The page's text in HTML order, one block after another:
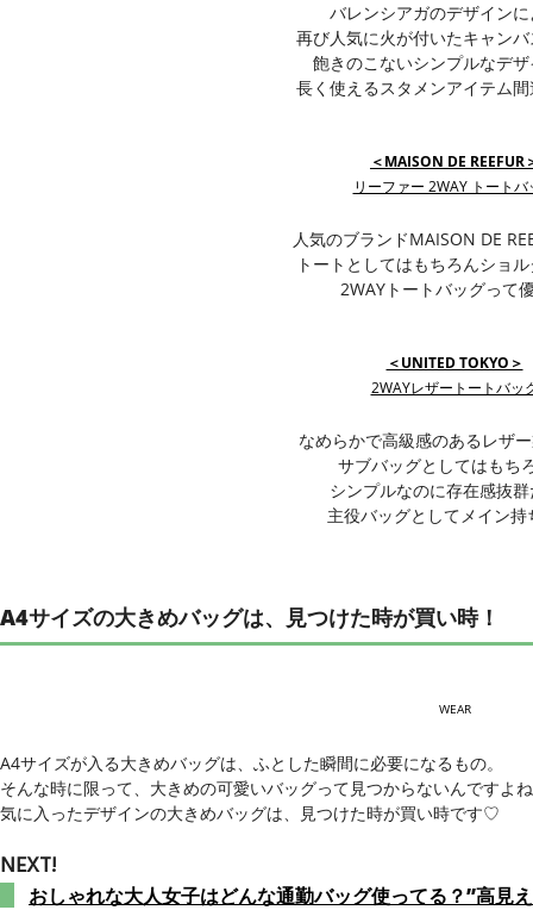
バレンシアガのデザイン
再び人気に火が付いたキャン
飽きのこないシンプルなデ
長く使えるスタメンアイテム
＜MAISON DE REEFUR
リーファー 2WAY トートバ
人気のブランドMAISON DE
トートとしてはもちろんショ
2WAYトートバッグって
＜UNITED TOKYO＞
2WAYレザートートバッ
なめらかで高級感のあるレザ
サブバッグとしてはもち
シンプルなのに存在感抜
主役バッグとしてメイン
A4サイズの大きめバッグは、見つけた時が買い時！
WEAR
A4サイズが入る大きめバッグは、ふとした瞬間に必要になるもの。
そんな時に限って、大きめの可愛いバッグって見つからないんですよ
気に入ったデザインの大きめバッグは、見つけた時が買い時です♡
NEXT!
おしゃれな大人女子はどんな通勤バッグ使ってる？”高見